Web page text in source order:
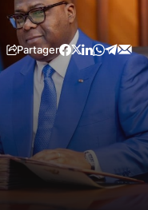
Partager